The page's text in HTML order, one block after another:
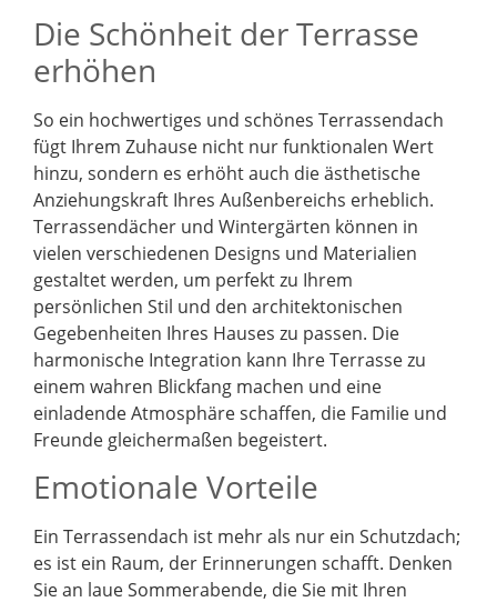
Die Schönheit der Terrasse
erhöhen
So ein hochwertiges und schönes Terrassendach
fügt Ihrem Zuhause nicht nur funktionalen Wert
hinzu, sondern es erhöht auch die ästhetische
Anziehungskraft Ihres Außenbereichs erheblich.
Terrassendächer und Wintergärten können in
vielen verschiedenen Designs und Materialien
gestaltet werden, um perfekt zu Ihrem
persönlichen Stil und den architektonischen
Gegebenheiten Ihres Hauses zu passen. Die
harmonische Integration kann Ihre Terrasse zu
einem wahren Blickfang machen und eine
einladende Atmosphäre schaffen, die Familie und
Freunde gleichermaßen begeistert.
Emotionale Vorteile
Ein Terrassendach ist mehr als nur ein Schutzdach;
es ist ein Raum, der Erinnerungen schafft. Denken
Sie an laue Sommerabende, die Sie mit Ihren